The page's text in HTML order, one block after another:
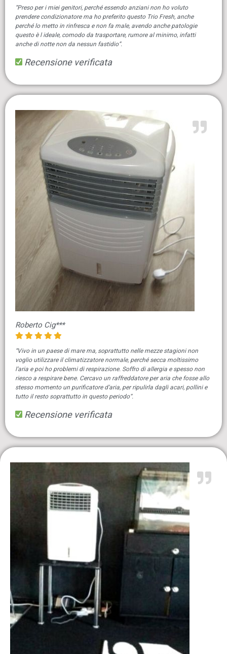
“Preso per i miei genitori, perché essendo anziani non ho voluto
prendere condizionatore ma ho preferito questo Trio Fresh, anche
perché lo metto in rinfresca e non fa male, avendo anche patologie
questo è l ideale, comodo da trasportare, rumore al minimo, infatti
anche di notte non da nessun fastidio”.
Recensione verificata
Roberto Cig***
“Vivo in un paese di mare ma, soprattutto nelle mezze stagioni non
voglio utilizzare il climatizzatore normale, perché secca moltissimo
l’aria e poi ho problemi di respirazione. Soffro di allergia e spesso non
riesco a respirare bene. Cercavo un raffreddatore per aria che fosse allo
stesso momento un purificatore d’aria, per ripulirla dagli acari, pollini e
tutto il resto soprattutto in questo periodo“.
Recensione verificata